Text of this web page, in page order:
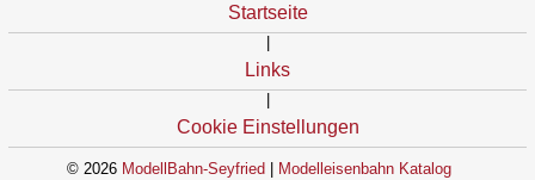
Startseite
Links
Cookie Einstellungen
© 2026 ModellBahn-Seyfried
Modelleisenbahn Katalog